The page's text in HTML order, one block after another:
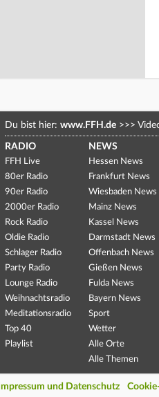
Du bist hier: www.FFH.de >>>
RADIO
FFH Live
80er Radio
90er Radio
2000er Radio
Rock Radio
Oldie Radio
Schlager Radio
Party Radio
Lounge Radio
Weihnachtsradio
Meditationsradio
Top 40
Playlist
NEWS
Hessen News
Frankfurt News
Wiesbaden News
Mainz News
Kassel News
Darmstadt News
Offenbach News
Gießen News
Fulda News
Bayern News
Sport
Wetter
Alle Orte
Alle Themen
Impressum und Datenschutz